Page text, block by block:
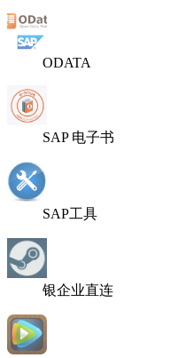
ODATA
SAP 电子书
SAP工具
银企业直连